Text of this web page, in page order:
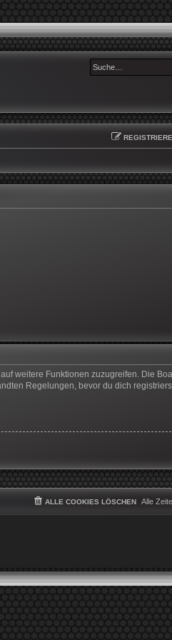
weitere Funktionen zuzugreifen. Die
Regelungen, bevor du dich
Alle
ALLE COOKIES LÖSCHEN